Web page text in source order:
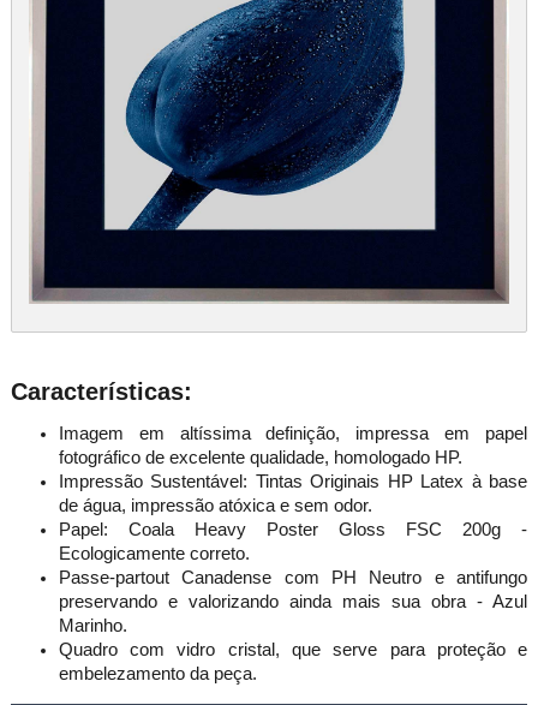
Características:
Imagem em altíssima definição, impressa em papel
fotográfico de excelente qualidade, homologado HP.
Impressão Sustentável: Tintas Originais HP Latex à base
de água, impressão atóxica e sem odor.
Papel: Coala Heavy Poster Gloss FSC 200g -
Ecologicamente correto.
Passe-partout Canadense com PH Neutro e antifungo
preservando e valorizando ainda mais sua obra - Azul
Marinho.
Quadro com vidro cristal, que serve para proteção e
embelezamento da peça.